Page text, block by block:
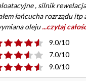
, silnik
łańcucha rozrządu itp
oleju...czytaj
9.0/10
7.0/10
9.0/10